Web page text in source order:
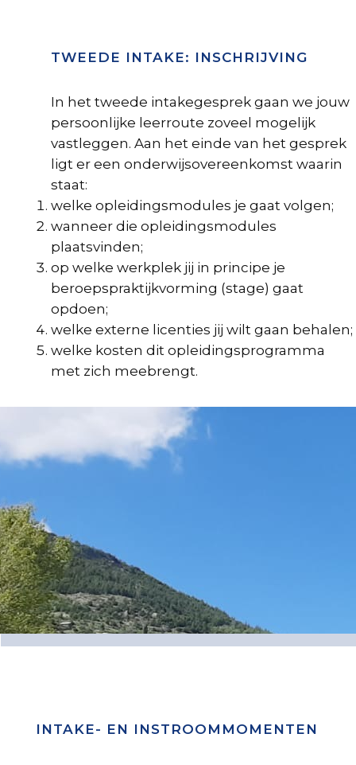
TWEEDE INTAKE: INSCHRIJVING
In het tweede intakegesprek gaan we jouw
persoonlijke leerroute zoveel mogelijk
vastleggen. Aan het einde van het gesprek
ligt er een onderwijsovereenkomst waarin
staat:
welke opleidingsmodules je gaat volgen;
wanneer die opleidingsmodules
plaatsvinden;
op welke werkplek jij in principe je
beroepspraktijkvorming (stage) gaat
opdoen;
welke externe licenties jij wilt gaan behalen;
welke kosten dit opleidingsprogramma
met zich meebrengt.
INTAKE- EN INSTROOMMOMENTEN